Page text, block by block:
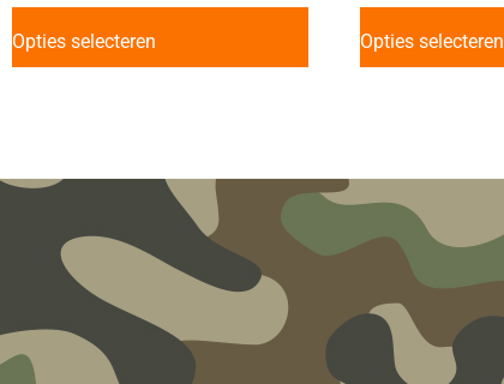
Opties selecteren Opties selecteren